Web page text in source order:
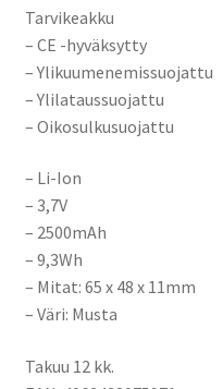
Tarvikeakku
– CE -hyväksytty
– Ylikuumenemissuojattu
– Ylilataussuojattu
– Oikosulkusuojattu
– Li-Ion
– 3,7V
– 2500mAh
– 9,3Wh
– Mitat: 65 x 48 x 11mm
– Väri: Musta
Takuu 12 kk.